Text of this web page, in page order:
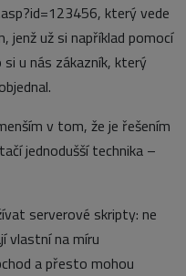
který vede
jenž už si například pomocí
si u nás zákazník, který
v tom, že je řešením
jednodušší technika –
serverové skripty: ne
vlastní na míru
a přesto mohou